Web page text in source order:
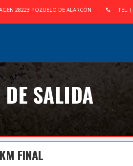
28223 POZUELO DE ALARCÓN TEL:
SALIDA
FINAL